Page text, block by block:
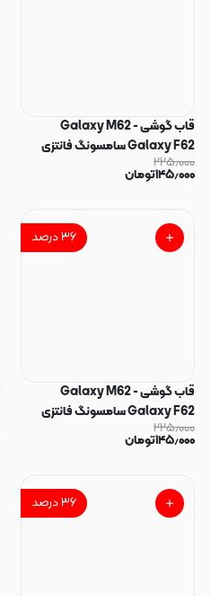
قاب گوشی Galaxy M62 -
Galaxy F62 سامسونگ فانتزی
سوزنی برجسته طرح دخترونه پاپ
سوکت دار کد 128867
۲۲۵٫۰۰۰
۱۴۵٫۰۰۰تومان
۳۶درصد
قاب گوشی Galaxy M62 -
Galaxy F62 سامسونگ فانتزی
سوزنی برجسته طرح گربه پاپ سوکت
۲۲۵٫۰۰۰
۱۴۵٫۰۰۰تومان
۳۶درصد